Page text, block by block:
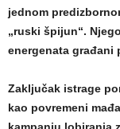
jednom
„ruski špijun“.
energenata građani
Zaključak istrage
kao povremeni
kampanju lobiranja